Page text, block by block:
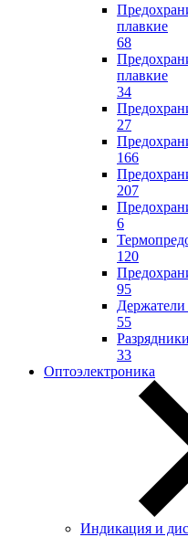
плавкие
68
плавкие
34
27
166
207
6
120
95
Держатели
55
33
Оптоэлектроника
Индикация и